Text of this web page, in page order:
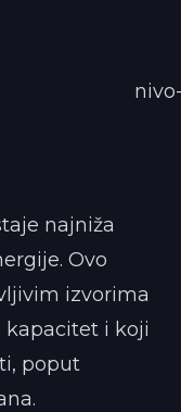
najniža
Ovo
izvorima
i koji
poput